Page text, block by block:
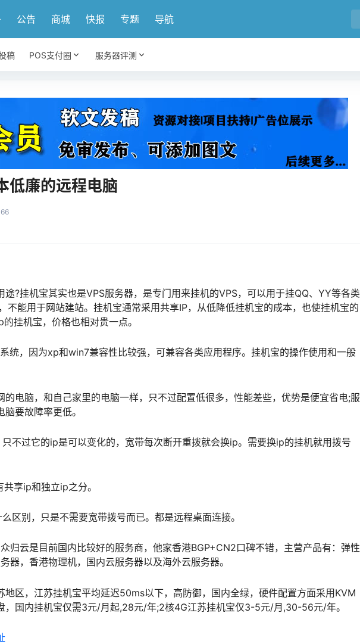
公告 商城 快报 专题 导航
稿 POS支付圈 服务器评测
低廉的远程电脑
66
?挂机宝其实也是VPS服务器，是专门用来挂机的VPS，可以用于挂QQ、YY等各类
不能用于网站建站。挂机宝通常采用共享IP，从低降低挂机宝的成本，也使挂机宝的
挂机宝，价格也相对贵一点。
统，因为xp和win7兼容性比较强，可兼容各类应用程序。挂机宝的操作使用和一般
的电脑，和自己家里的电脑一样，只不过配置低很多，性能差些，优势是便宜省电;服
要故障率更低。
不过它的ip是可以变化的，宽带每次断开重拨就会换ip。需要换ip的挂机就用拨号
享ip和独立ip之分。
区别，只是不需要宽带拨号而已。都是远程桌面连接。
归云是目前国内比较好的服务商，他家香港BGP+CN2口碑不错，主营产品有：弹性
器，香港物理机，国内云服务器以及海外云服务器。
地区，江苏挂机宝平均延迟50ms以下，高防御，国内全绿，硬件配置方面采用KVM
，国内挂机宝仅需3元/月起,28元/年;2核4G江苏挂机宝仅3-5元/月,30-56元/年。